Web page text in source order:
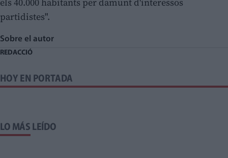
partidistes".
Sobre el autor
REDACCIÓ
HOY EN PORTADA
LO MÁS LEÍDO